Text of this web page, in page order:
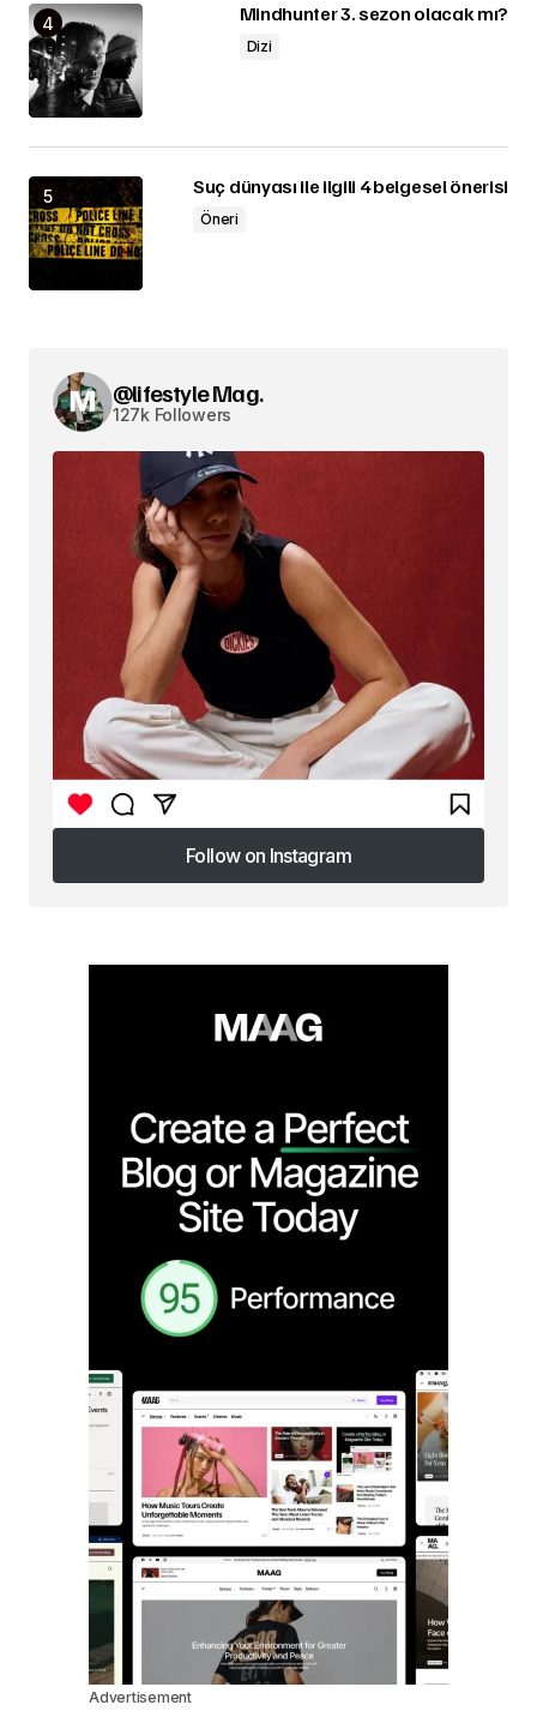
Mindhunter 3. sezon olacak mı?
Dizi
Suç dünyası ile ilgili 4 belgesel önerisi
Öneri
@lifestyle Mag.
127k Followers
Follow on Instagram
Follow on Instagram
Advertisement